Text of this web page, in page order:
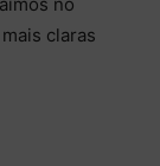
claras